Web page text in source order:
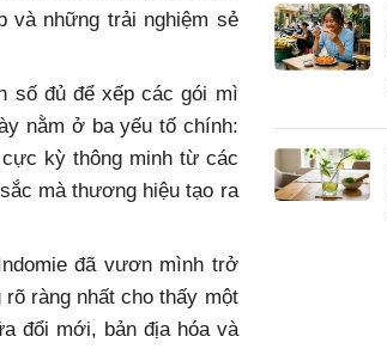
và những trải nghiệm sẻ
số đủ để xếp các gói mì
nằm ở ba yếu tố chính:
kỳ thông minh từ các
mà thương hiệu tạo ra
đã vươn mình trở
ràng nhất cho thấy một
đổi mới, bản địa hóa và